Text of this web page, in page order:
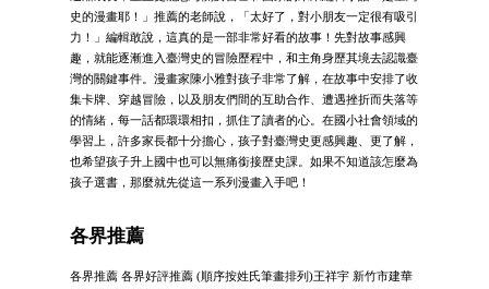
史的漫畫耶！」推薦的老師說，「太好了，對小朋友一定很有吸引
力！」編輯敢說，這真的是一部非常好看的故事！先對故事感興
趣，就能逐漸進入臺灣史的冒險歷程中，和主角身歷其境去認識臺
灣的關鍵事件。漫畫家陳小雅對孩子非常了解，在故事中安排了收
集卡牌、穿越冒險，以及朋友們間的互助合作、遭遇挫折而失落等
的情緒，每一話都環環相扣，抓住了讀者的心。在國小社會領域的
學習上，許多家長都十分擔心，孩子對臺灣史更感興趣、更了解，
也希望孩子升上國中也可以無痛銜接歷史課。如果不知道該怎麼為
孩子選書，那麼就先從這一系列漫畫入手吧！
各界推薦
各界推薦 各界好評推薦 (順序按姓氏筆畫排列)王祥宇 新竹市建華